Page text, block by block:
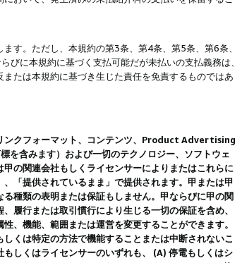
す。ただし、本規約の第3条、第4条、第5条、第6条、
に本規約に基づく支払可能だが未払いの支払義務は、
たは本規約に基づき生じた責任を免責するものではあ
ンクフォーマット、コンテンツ、Product Advertising
を含みます）および一切のテクノロジー、ソフトウェ
の関連会社もしくライセンサーによりまたはこれらに
「提供されているまま」で提供されます。甲または甲
種類の表明または保証もしません。甲ならびに甲の関
履行または取引慣行により生じる一切の保証を含め、
、機能、範囲または運営を変更することができます。
くは特定の方法で機能することまたは中断されないこ
しくはライセンサーのいずれも、 (A) 停電もしくはシ